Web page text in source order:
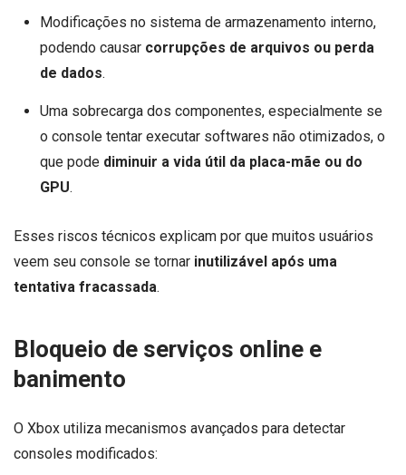
Modificações no sistema de armazenamento interno,
podendo causar corrupções de arquivos ou perda
de dados.
Uma sobrecarga dos componentes, especialmente se
o console tentar executar softwares não otimizados, o
que pode diminuir a vida útil da placa-mãe ou do
GPU.
Esses riscos técnicos explicam por que muitos usuários
veem seu console se tornar inutilizável após uma
tentativa fracassada.
Bloqueio de serviços online e
banimento
O Xbox utiliza mecanismos avançados para detectar
consoles modificados: